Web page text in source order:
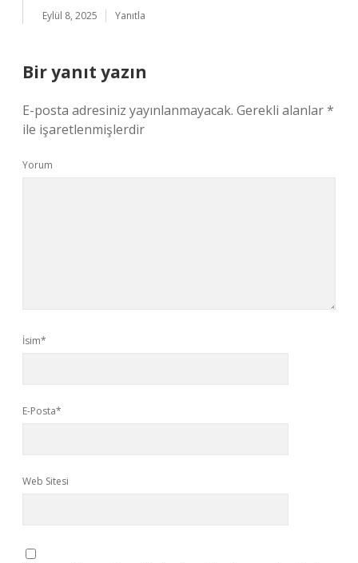
Eylül 8, 2025 Yanıtla
Bir yanıt yazın
E-posta adresiniz yayınlanmayacak. Gerekli alanlar*
ile işaretlenmişlerdir
Yorum
İsim*
E-Posta*
Web Sitesi